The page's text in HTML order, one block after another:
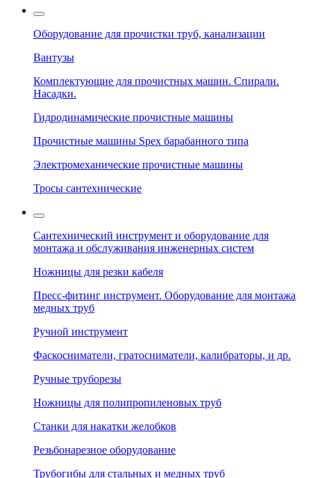
Оборудование для прочистки труб, канализации
Вантузы
Комплектующие для прочистных машин. Спирали.
Насадки.
Гидродинамические прочистные машины
Прочистные машины Spex барабанного типа
Электромеханические прочистные машины
Тросы сантехнические
Сантехнический инструмент и оборудование для
монтажа и обслуживания инженерных систем
Ножницы для резки кабеля
Пресс-фитинг инструмент. Оборудование для монтажа
медных труб
Ручной инструмент
Фаскосниматели, гратосниматели, калибраторы, и др.
Ручные труборезы
Ножницы для полипропиленовых труб
Станки для накатки желобков
Резьбонарезное оборудование
Трубогибы для стальных и медных труб